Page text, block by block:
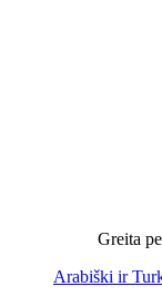
Greita
Arabiški ir